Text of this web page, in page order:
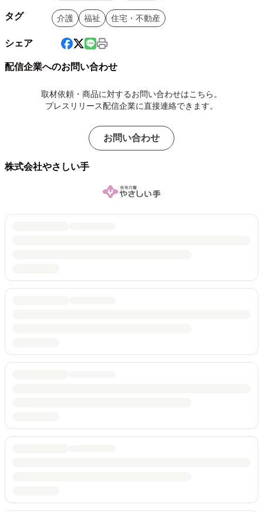
タグ 介護 福祉 住宅・不動産
シェア
配信企業へのお問い合わせ
取材依頼・商品に対するお問い合わせはこちら。
プレスリリース配信企業に直接連絡できます。
お問い合わせ
株式会社やさしい手